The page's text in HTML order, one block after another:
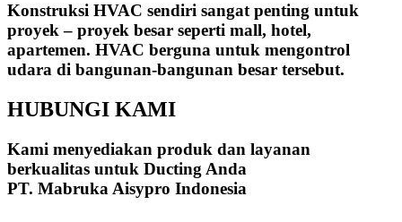
Konstruksi HVAC sendiri sangat penting untuk
proyek – proyek besar seperti mall, hotel,
apartemen. HVAC berguna untuk mengontrol
udara di bangunan-bangunan besar tersebut.
HUBUNGI KAMI
Kami menyediakan produk dan layanan
berkualitas untuk Ducting Anda
PT. Mabruka Aisypro Indonesia